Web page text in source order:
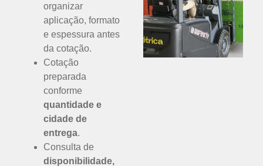
organizar
aplicação, formato
e espessura antes
da cotação.
Cotação
preparada
conforme
quantidade e
cidade de
entrega.
Consulta de
disponibilidade,